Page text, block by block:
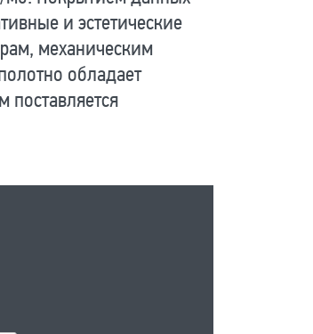
и эстетические
механическим
обладает